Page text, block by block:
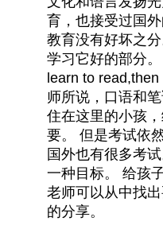
育，也接受过国
教育没有好坏之
学习它好的部分
learn to
师所说，口语和
住在这里的小孩
要。 但是考试依
国外也有很多考
一种目标。 给孩
老师可以从中找
的分享。